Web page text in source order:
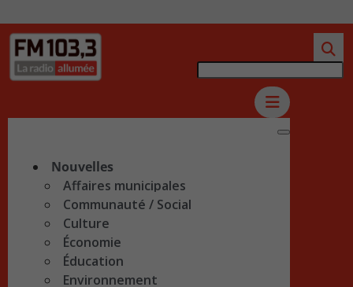
Nouvelles
Affaires municipales
Communauté / Social
Culture
Économie
Éducation
Environnement